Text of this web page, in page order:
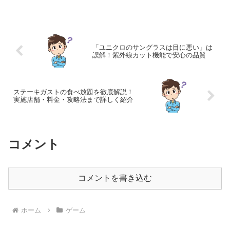
「ユニクロのサングラスは目に悪い」は
誤解！紫外線カット機能で安心の品質
ステーキガストの食べ放題を徹底解説！
実施店舗・料金・攻略法まで詳しく紹介
コメント
コメントを書き込む
ホーム ゲーム